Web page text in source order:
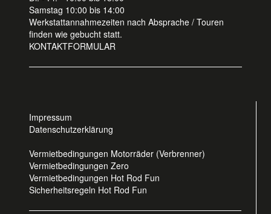
Samstag 10:00 bis 14:00
Werkstattannahmezeiten nach Absprache / Touren
finden wie gebucht statt.
KONTAKTFORMULAR
Impressum
Datenschutzerklärung
Vermietbedingungen Motorräder (Verbrenner)
Vermietbedingungen Zero
Vermietbedingungen Hot Rod Fun
Sicherheitsregeln Hot Rod Fun